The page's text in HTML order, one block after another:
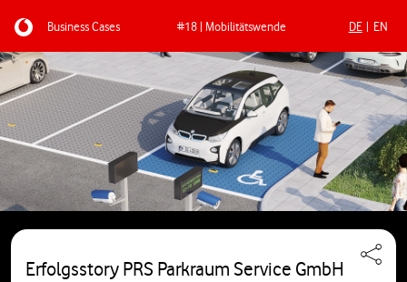
Direkt zum Inhalt
Business Cases #18 | Mobilitätswende DE EN
Erfolgsstory PRS Parkraum Service GmbH